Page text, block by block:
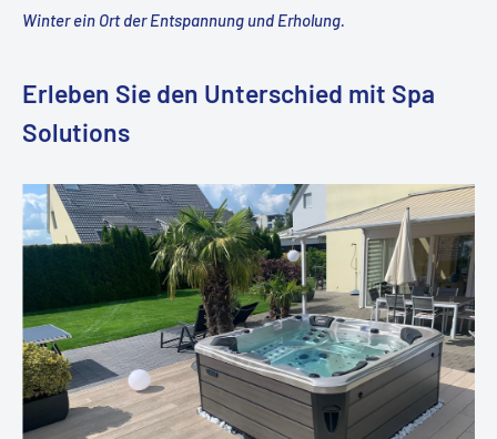
Winter ein Ort der Entspannung und Erholung.
Erleben Sie den Unterschied mit Spa
Solutions